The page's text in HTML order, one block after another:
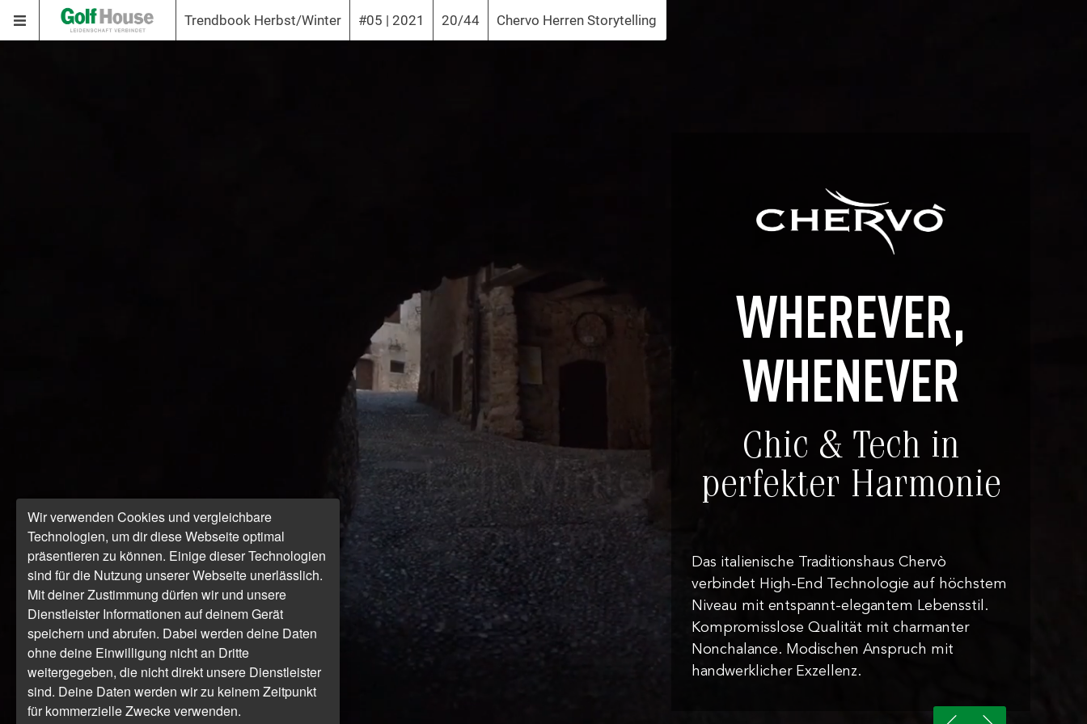
Trendbook Herbst/Winter #05 | 2021 20/44 Chervo Herren Storytelling
WHEREVER,
WHENEVER
Chic & Tech in
perfekter Harmonie
Das italienische Traditionshaus Chervò
verbindet High-End Technologie auf höchstem
Niveau mit entspannt-elegantem Lebensstil.
Kompromisslose Qualität mit charmanter
Nonchalance. Modischen Anspruch mit
handwerklicher Exzellenz.
Wir verwenden Cookies und vergleichbare
Technologien, um dir diese Webseite optimal
präsentieren zu können. Einige dieser Technologien
sind für die Nutzung unserer Webseite unerlässlich.
Mit deiner Zustimmung dürfen wir und unsere
Dienstleister Informationen auf deinem Gerät
speichern und abrufen. Dabei werden deine Daten
ohne deine Einwilligung nicht an Dritte
weitergegeben, die nicht direkt unsere Dienstleister
sind. Deine Daten werden wir zu keinem Zeitpunkt
für kommerzielle Zwecke verwenden.